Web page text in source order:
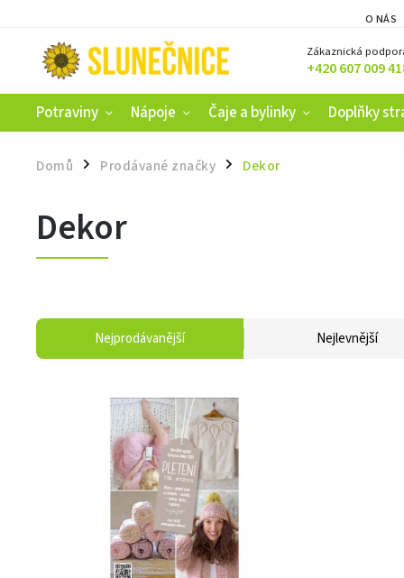
O NÁS
Zákaznická
+420 607 009
Potraviny Nápoje Čaje a bylinky Doplňky
Domů / Prodávané značky / Dekor
Dekor
Nejprodávanější Nejlevnější